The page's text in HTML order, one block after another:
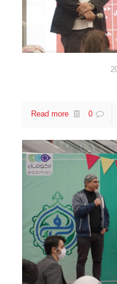
0
Read more